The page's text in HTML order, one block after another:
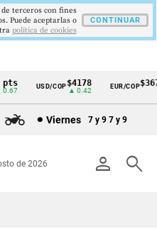
USD/COP$4178
▲ 0.42
EUR/COP$3672
Viernes 7 y 9 7 y 9
person search
de 2026
terceros con fines
Puede aceptarlas o
politica de cookies
CONTINUAR